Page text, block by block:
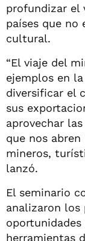
profundizar el
países que no
cultural.
“El viaje del
ejemplos en
diversificar el
sus
aprovechar
que nos
mineros,
lanzó.
El seminario
analizaron los
herramientas